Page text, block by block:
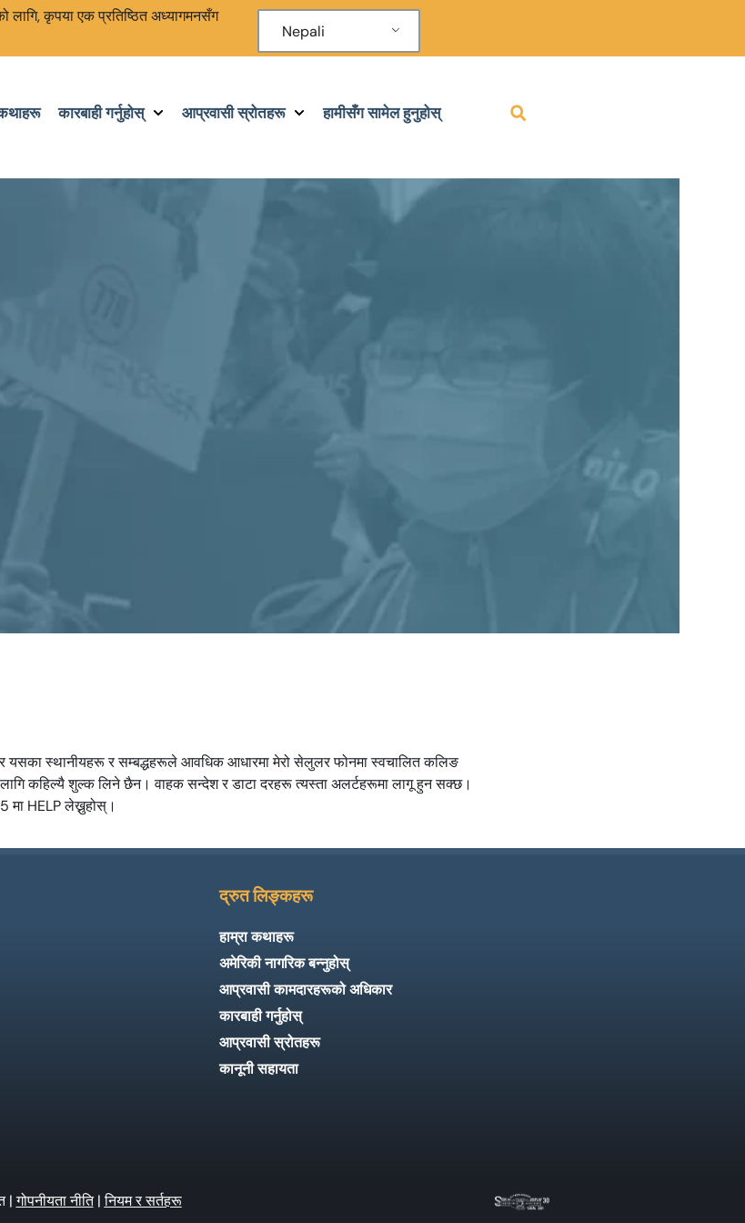
लागि, कृपया एक प्रतिष्ठित अध्यागमनसँग
Nepali
कारबाही गर्नुहोस् आप्रवासी स्रोतहरू हामीसँग सामेल हुनुहोस्
यसका स्थानीयहरू र सम्बद्धहरूले आवधिक आधारमा मेरो सेलुलर फोनमा स्वचालित कलिङ
कहिल्यै शुल्क लिने छैन। वाहक सन्देश र डाटा दरहरू त्यस्ता अलर्टहरूमा लागू हुन सक्छ।
मा HELP लेख्नुहोस्।
द्रुत लिङ्कहरू
हाम्रा कथाहरू
अमेरिकी नागरिक बन्नुहोस्
आप्रवासी कामदारहरूको अधिकार
कारबाही गर्नुहोस्
आप्रवासी स्रोतहरू
कानूनी सहायता
|गोपनीयता नीति|नियम र सर्तहरू